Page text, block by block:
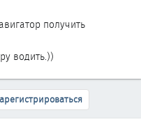
получить
водить.))